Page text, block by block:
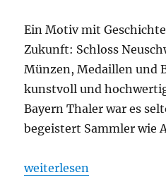
Ein Motiv mit
Zukunft: Schloss
Münzen, Medaillen und
kunstvoll und
Bayern Thaler war es
begeistert Sammler wie
„Historie zum
weiterlesen